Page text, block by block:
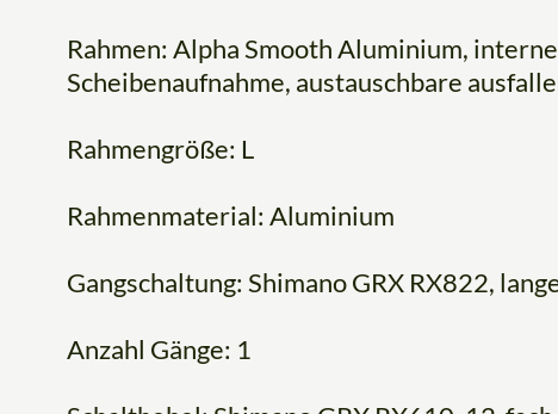
Rahmen: Alpha Smooth Aluminium,
Scheibenaufnahme, austauschbare
Rahmengröße: L
Rahmenmaterial: Aluminium
Gangschaltung: Shimano GRX RX822,
Anzahl Gänge: 1